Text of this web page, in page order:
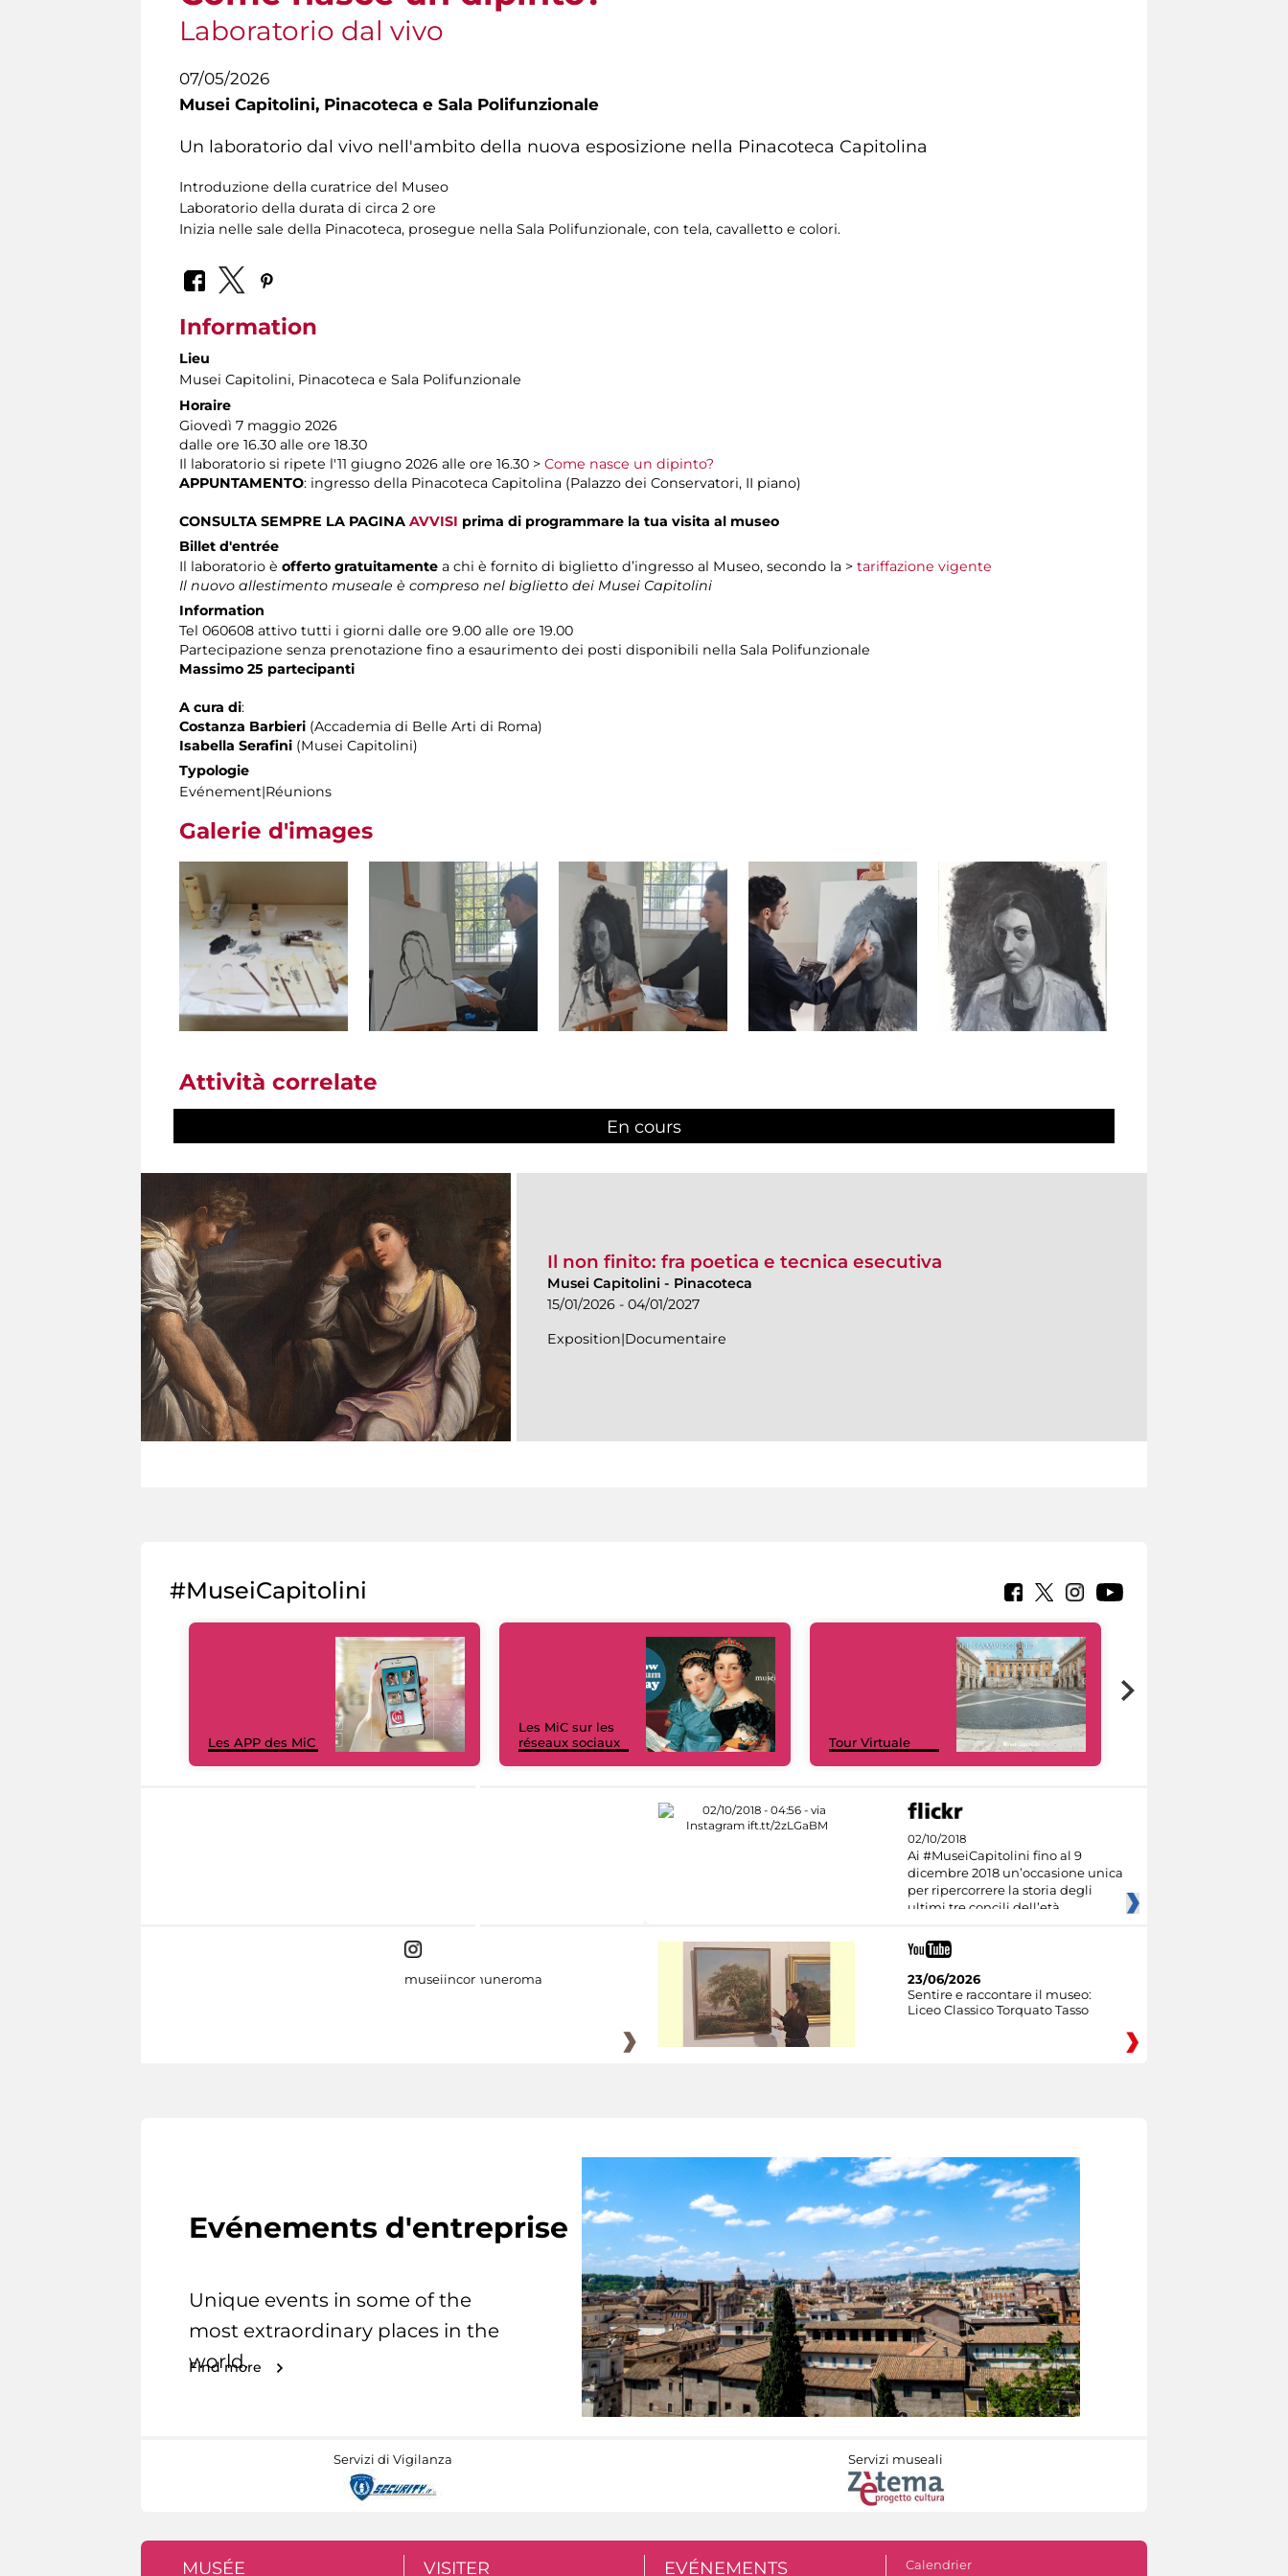
Laboratorio dal vivo
07/05/2026
Musei Capitolini, Pinacoteca e Sala Polifunzionale
Un laboratorio dal vivo nell'ambito della nuova esposizione nella Pinacoteca Capitolina
Introduzione della curatrice del Museo
Laboratorio della durata di circa 2 ore
Inizia nelle sale della Pinacoteca, prosegue nella Sala Polifunzionale, con tela, cavalletto e colori.
Information
Lieu
Musei Capitolini, Pinacoteca e Sala Polifunzionale
Horaire
Giovedì 7 maggio 2026
dalle ore 16.30 alle ore 18.30
Il laboratorio si ripete l'11 giugno 2026 alle ore 16.30 > Come nasce un dipinto?
APPUNTAMENTO: ingresso della Pinacoteca Capitolina (Palazzo dei Conservatori, II piano)
CONSULTA SEMPRE LA PAGINA AVVISI prima di programmare la tua visita al museo
Billet d'entrée
Il laboratorio è offerto gratuitamente a chi è fornito di biglietto d’ingresso al Museo, secondo la > tariffazione vigente
Il nuovo allestimento museale è compreso nel biglietto dei Musei Capitolini
Information
Tel 060608 attivo tutti i giorni dalle ore 9.00 alle ore 19.00
Partecipazione senza prenotazione fino a esaurimento dei posti disponibili nella Sala Polifunzionale
Massimo 25 partecipanti
A cura di:
Costanza Barbieri (Accademia di Belle Arti di Roma)
Isabella Serafini (Musei Capitolini)
Typologie
Evénement|Réunions
Galerie d'images
Attività correlate
En cours
Il non finito: fra poetica e tecnica esecutiva
Musei Capitolini - Pinacoteca
15/01/2026 - 04/01/2027
Exposition|Documentaire
#MuseiCapitolini
Les APP des MiC
Les MiC sur les
réseaux sociaux
Tour Virtuale
02/10/2018
Ai #MuseiCapitolini fino al 9
dicembre 2018 un’occasione unica
per ripercorrere la storia degli
ultimi tre concili dell’età
museiincomuneroma
23/06/2026
Sentire e raccontare il museo:
Liceo Classico Torquato Tasso
Evénements d'entreprise
Unique events in some of the
most extraordinary places in the
world.
Find more
Servizi di Vigilanza Servizi museali
MUSÉE VISITER EVÉNEMENTS Calendrier